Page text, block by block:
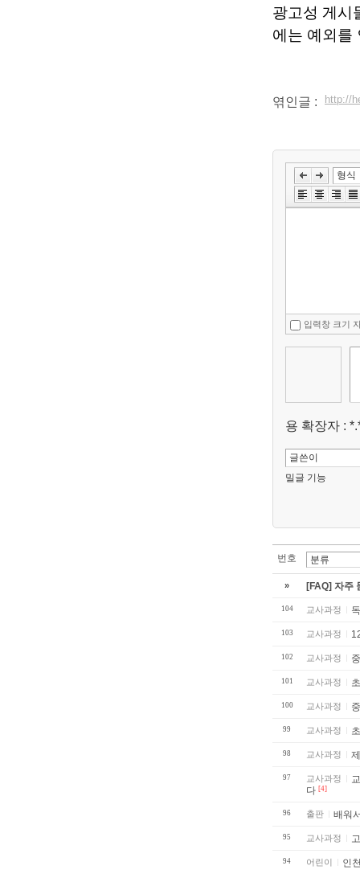
광고성 게시
에는 예외를
엮인글 : http://
입력창 크기
용 확장자 :
밀글 기능
번호
» [FAQ] 자주
104 교사과정
103 교사과정
102 교사과정
101 교사과정
100 교사과정
99 교사과정
98 교사과정
97 교사과정
교
다 [4]
96 출판 배워
95 교사과정
94 어린이 인